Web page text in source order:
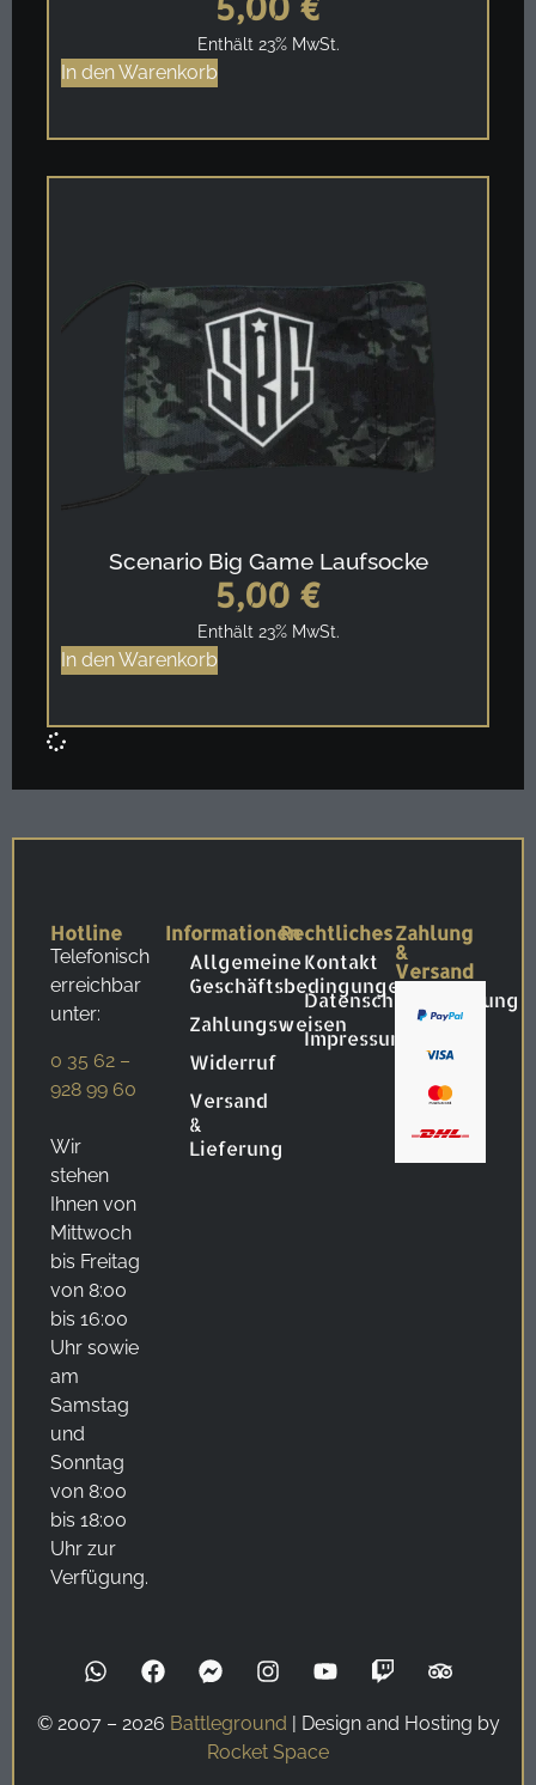
Enthält 23% MwSt.
In den Warenkorb
Scenario Big Game Laufsocke
5,00 €
Enthält 23% MwSt.
In den Warenkorb
Hotline
Telefonisch
erreichbar
unter:
0 35 62 –
928 99 60
Wir
stehen
Ihnen von
Mittwoch
bis Freitag
von 8:00
bis 16:00
Uhr sowie
am
Samstag
und
Sonntag
von 8:00
bis 18:00
Uhr zur
Verfügung.
Informationen
Allgemeine
Geschäftsbedingungen
Zahlungsweisen
Widerruf
Versand
&
Lieferung
Rechtliches
Kontakt
Datenschutzerklärung
Impressum
Zahlung
&
Versand
© 2007 – 2026 Battleground | Design and Hosting by
Rocket Space